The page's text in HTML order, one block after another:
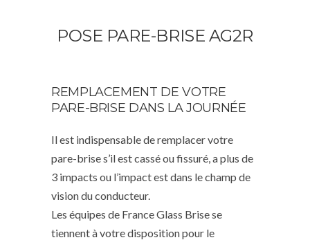
POSE PARE-BRISE AG2R
REMPLACEMENT DE VOTRE
PARE-BRISE DANS LA JOURNÉE
Il est indispensable de remplacer votre
pare-brise s’il est cassé ou fissuré, a plus de
3 impacts ou l’impact est dans le champ de
vision du conducteur.
Les équipes de France Glass Brise se
tiennent à votre disposition pour le